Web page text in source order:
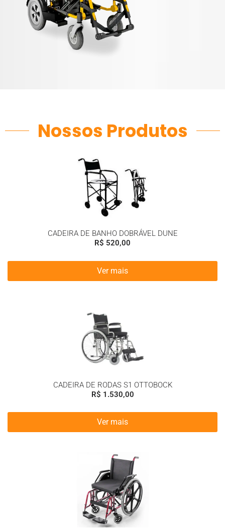
Nossos Produtos
CADEIRA DE BANHO DOBRÁVEL DUNE
R$ 520,00
Ver mais
CADEIRA DE RODAS S1 OTTOBOCK
R$ 1.530,00
Ver mais